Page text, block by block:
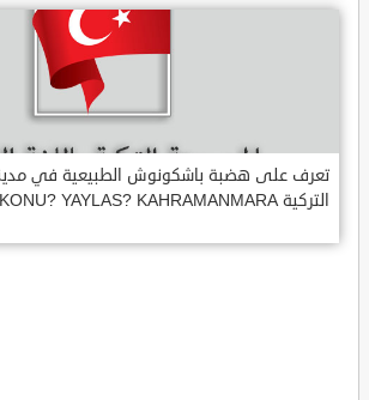
تعرف على هضبة باشكونوش الطبيعية في
التركية BA?KONU? YAYLAS? KAHRAMANMARA?